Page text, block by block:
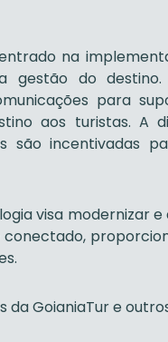
na
gestão do
para
aos turistas. A
são incentivadas
visa modernizar
da GoianiaTur e